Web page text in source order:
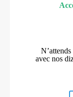
avec nos